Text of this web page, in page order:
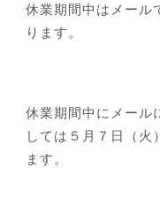
休業期間中はメール
ります。
休業期間中にメール
しては５月７日（火
ます。